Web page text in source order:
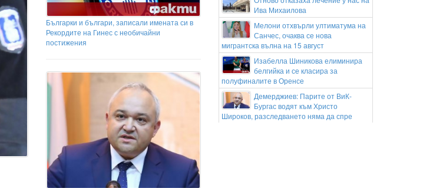
Българки и българи, записали имената си в
Рекордите на Гинес с необичайни
постижения
Ива Михаилова
Мелони отхвърли ултиматума на
Санчес, очаква се нова
мигрантска вълна на 15 август
Изабелла Шиникова елиминира
белгийка и се класира за
полуфиналите в Оренсе
Демерджиев: Парите от ВиК-
Бургас водят към Христо
Широков, разследването няма да спре